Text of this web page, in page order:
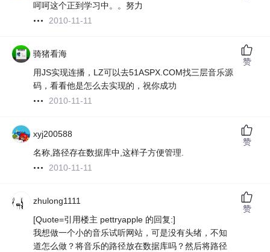
呵呵这个正到学习中。。努力
2010-11-11
骑猪看海
用JS实现连播，LZ可以去51ASPX.COM找三层音乐源
码，看看他是怎么去实现的，祝你成功
2010-11-11
赞
xyj200588
名称,路径存在数据库中,这样子方便管理.
2010-11-11
赞
zhulong1111
[Quote=引用楼主 pettryapple 的回复:]
我想做一个小的音乐试听网站，可是没有头绪，不知
道怎么做？将音乐的路径放在数据库吗？然后将路径
赞